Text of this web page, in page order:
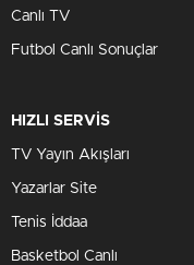
Canlı TV
Futbol Canlı Sonuçlar
HIZLI SERVİS
TV Yayın Akışları
Yazarlar Site
Tenis İddaa
Basketbol Canlı